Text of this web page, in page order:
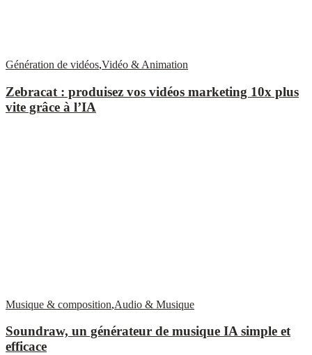
Génération de vidéos,Vidéo & Animation
Zebracat : produisez vos vidéos marketing 10x plus
vite grâce à l’IA
Musique & composition,Audio & Musique
Soundraw, un générateur de musique IA simple et
efficace